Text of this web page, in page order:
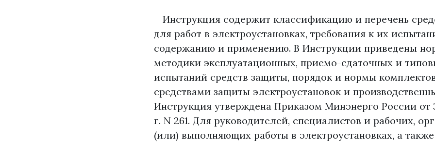
Инструкция содержит классификацию и перечень
для работ в электроустановках, требования к их
содержанию и применению. В Инструкции приведены
методики эксплуатационных, приемо-сдаточных и
испытаний средств защиты, порядок и нормы
средствами защиты электроустановок и
Инструкция утверждена Приказом Минэнерго России от
г. N 261. Для руководителей, специалистов и рабочих,
(или) выполняющих работы в электроустановках, а также